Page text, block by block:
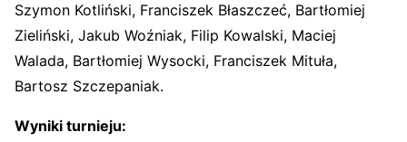
Szymon Kotliński, Franciszek Błaszczeć, Bartłomiej
Zieliński, Jakub Woźniak, Filip Kowalski, Maciej
Walada, Bartłomiej Wysocki, Franciszek Mituła,
Bartosz Szczepaniak.
Wyniki turnieju: